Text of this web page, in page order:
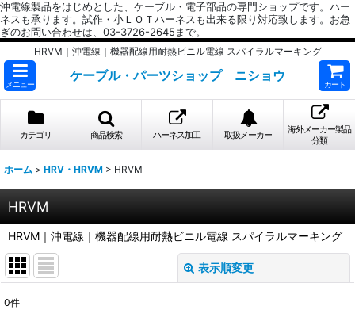
沖電線製品をはじめとした、ケーブル・電子部品の専門ショップです。ハー
ネスも承ります。試作・小ＬＯＴハーネスも出来る限り対応致します。お急
ぎのお問い合わせは、03-3726-2645まで。
HRVM｜沖電線｜機器配線用耐熱ビニル電線 スパイラルマーキング
メニュー
ケーブル・パーツショップ ニショウ
カート
カテゴリ 商品検索 ハーネス加工 取扱メーカー
海外メーカー製品
分類
ホーム > HRV・HRVM > HRVM
HRVM
HRVM｜沖電線｜機器配線用耐熱ビニル電線 スパイラルマーキング
表示順変更
0件